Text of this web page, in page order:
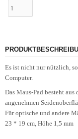
Es ist nicht nur nützlich,
Computer.
Das Maus-Pad besteht
angenehmen
Für optische und andere
23 * 19 cm, Höhe 1,5 mm